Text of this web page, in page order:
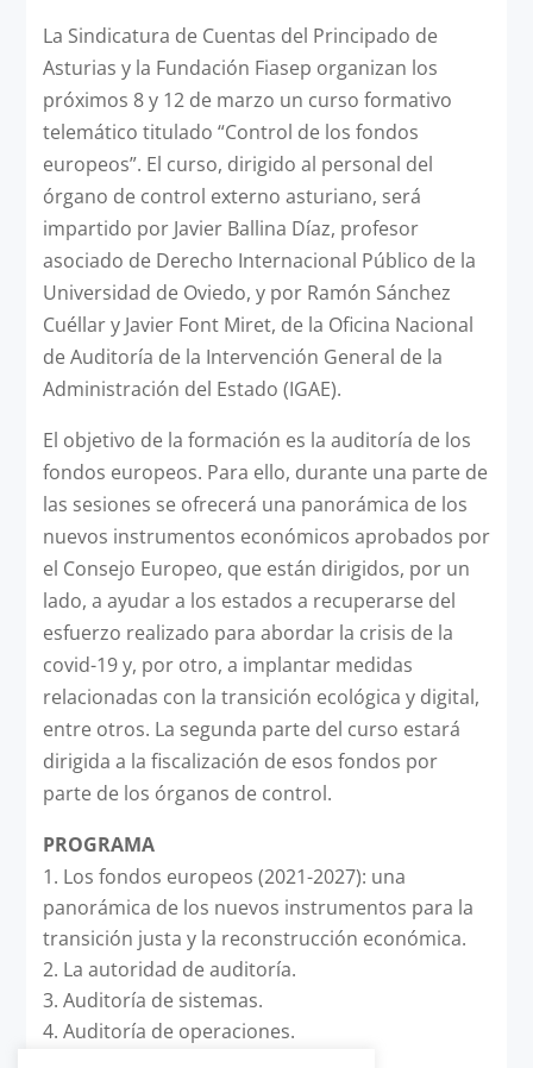
La Sindicatura de Cuentas del Principado de
Asturias y la Fundación Fiasep organizan los
próximos 8 y 12 de marzo un curso formativo
telemático titulado “Control de los fondos
europeos”. El curso, dirigido al personal del
órgano de control externo asturiano, será
impartido por Javier Ballina Díaz, profesor
asociado de Derecho Internacional Público de la
Universidad de Oviedo, y por Ramón Sánchez
Cuéllar y Javier Font Miret, de la Oficina Nacional
de Auditoría de la Intervención General de la
Administración del Estado (IGAE).
El objetivo de la formación es la auditoría de los
fondos europeos. Para ello, durante una parte de
las sesiones se ofrecerá una panorámica de los
nuevos instrumentos económicos aprobados por
el Consejo Europeo, que están dirigidos, por un
lado, a ayudar a los estados a recuperarse del
esfuerzo realizado para abordar la crisis de la
covid-19 y, por otro, a implantar medidas
relacionadas con la transición ecológica y digital,
entre otros. La segunda parte del curso estará
dirigida a la fiscalización de esos fondos por
parte de los órganos de control.
PROGRAMA
Los fondos europeos (2021-2027): una
panorámica de los nuevos instrumentos para la
transición justa y la reconstrucción económica.
La autoridad de auditoría.
Auditoría de sistemas.
Auditoría de operaciones.